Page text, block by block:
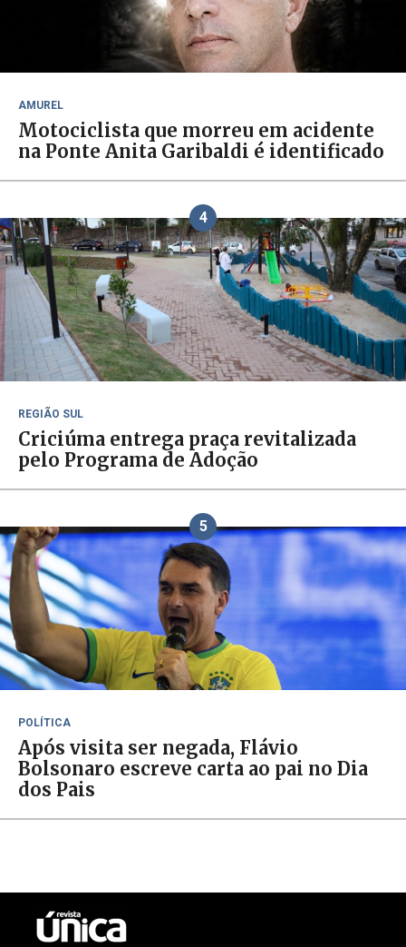
AMUREL
Motociclista que morreu em acidente
na Ponte Anita Garibaldi é identificado
4
REGIÃO SUL
Criciúma entrega praça revitalizada
pelo Programa de Adoção
5
POLÍTICA
Após visita ser negada, Flávio
Bolsonaro escreve carta ao pai no Dia
dos Pais